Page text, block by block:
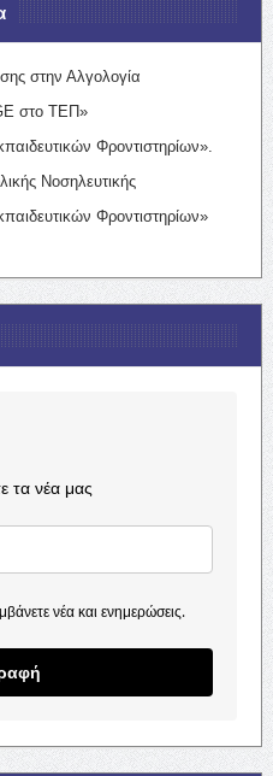
στην Αλγολογία
στο ΤΕΠ»
Φροντιστηρίων».
Νοσηλευτικής
Φροντιστηρίων»
τα νέα μας
νέα και ενημερώσεις.